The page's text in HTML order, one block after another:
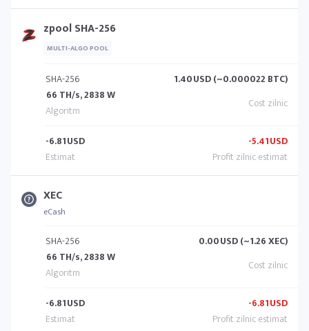
zpool SHA-256
MULTI-ALGO POOL
SHA-256
66 TH/s, 2838 W
1.40USD (~0.000022 BTC)
-6.81USD -5.41USD
XEC
eCash
SHA-256
66 TH/s, 2838 W
0.00USD (~1.26 XEC)
-6.81USD -6.81USD